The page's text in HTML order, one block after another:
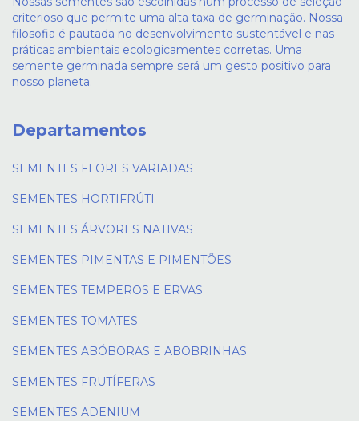
criterioso que permite uma alta taxa de germinação. Nossa
filosofia é pautada no desenvolvimento sustentável e nas
práticas ambientais ecologicamentes corretas. Uma
semente germinada sempre será um gesto positivo para
nosso planeta.
Departamentos
SEMENTES FLORES VARIADAS
SEMENTES HORTIFRÚTI
SEMENTES ÁRVORES NATIVAS
SEMENTES PIMENTAS E PIMENTÕES
SEMENTES TEMPEROS E ERVAS
SEMENTES TOMATES
SEMENTES ABÓBORAS E ABOBRINHAS
SEMENTES FRUTÍFERAS
SEMENTES ADENIUM